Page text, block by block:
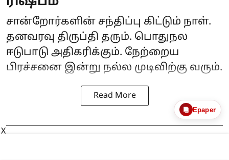
சான்றோர்களின் சந்திப்பு கிட்டும் நாள்.
தனவரவு திருப்தி தரும். பொதுநல
ஈடுபாடு அதிகரிக்கும். நேற்றைய
பிரச்சனை இன்று நல்ல முடிவிற்கு வரும்.
Read More
Epaper
X